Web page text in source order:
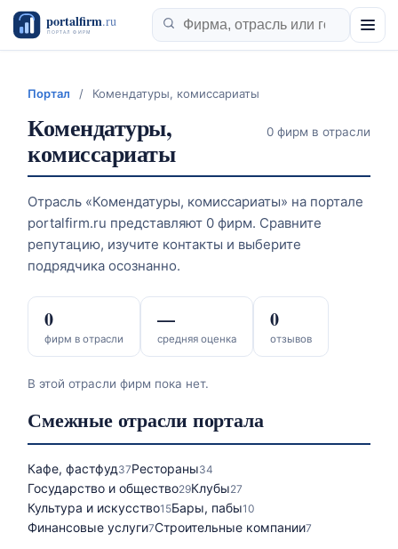
Портал / Комендатуры, комиссариаты
Комендатуры,
комиссариаты
0 фирм в отрасли
Отрасль «Комендатуры, комиссариаты» на портале
portalfirm.ru представляют 0 фирм. Сравните
репутацию, изучите контакты и выберите
подрядчика осознанно.
фирм в отрасли
0
средняя оценка
—
отзывов
0
В этой отрасли фирм пока нет.
Смежные отрасли портала
Кафе, фастфуд37Рестораны34
Государство и общество29Клубы27
Культура и искусство15Бары, пабы10
Финансовые услуги7Строительные компании7